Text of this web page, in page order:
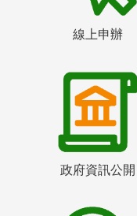
線上申辦
政府資訊公開